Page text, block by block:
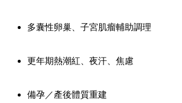
多囊性卵巢、子宮肌瘤輔助調理
更年期熱潮紅、夜汗、焦慮
備孕／產後體質重建